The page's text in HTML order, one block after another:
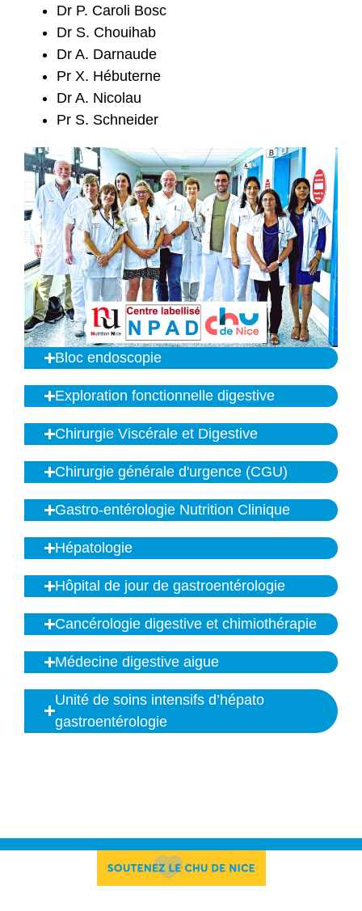
Dr P. Caroli Bosc
Dr S. Chouihab
Dr A. Darnaude
Pr X. Hébuterne
Dr A. Nicolau
Pr S. Schneider
Bloc endoscopie
Exploration fonctionnelle digestive
Chirurgie Viscérale et Digestive
Chirurgie générale d'urgence (CGU)
Gastro-entérologie Nutrition Clinique
Hépatologie
Hôpital de jour de gastroentérologie
Cancérologie digestive et chimiothérapie
Médecine digestive aigue
Unité de soins intensifs d’hépato
gastroentérologie